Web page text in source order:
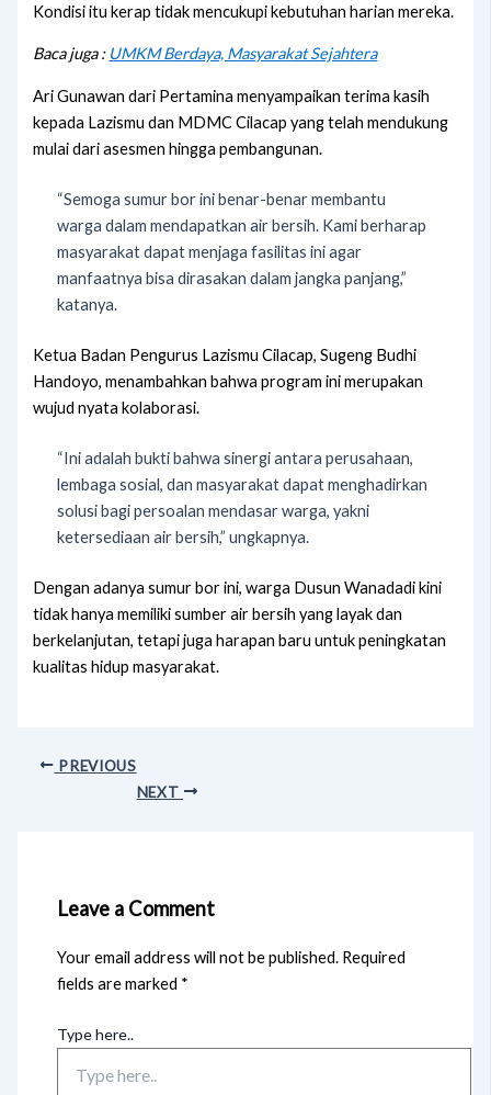
Kondisi itu kerap tidak mencukupi kebutuhan harian mereka.
Baca juga : UMKM Berdaya, Masyarakat Sejahtera
Ari Gunawan dari Pertamina menyampaikan terima kasih
kepada Lazismu dan MDMC Cilacap yang telah mendukung
mulai dari asesmen hingga pembangunan.
“Semoga sumur bor ini benar-benar membantu
warga dalam mendapatkan air bersih. Kami berharap
masyarakat dapat menjaga fasilitas ini agar
manfaatnya bisa dirasakan dalam jangka panjang,”
katanya.
Ketua Badan Pengurus Lazismu Cilacap, Sugeng Budhi
Handoyo, menambahkan bahwa program ini merupakan
wujud nyata kolaborasi.
“Ini adalah bukti bahwa sinergi antara perusahaan,
lembaga sosial, dan masyarakat dapat menghadirkan
solusi bagi persoalan mendasar warga, yakni
ketersediaan air bersih,” ungkapnya.
Dengan adanya sumur bor ini, warga Dusun Wanadadi kini
tidak hanya memiliki sumber air bersih yang layak dan
berkelanjutan, tetapi juga harapan baru untuk peningkatan
kualitas hidup masyarakat.
PREVIOUS
NEXT
Leave a Comment
Your email address will not be published. Required
fields are marked *
Type here..